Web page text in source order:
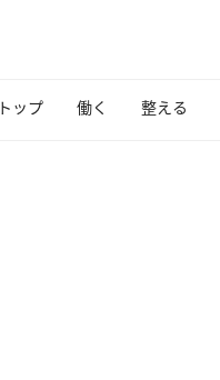
トップ 働く 整える